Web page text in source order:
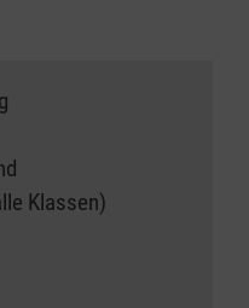
Klassen)